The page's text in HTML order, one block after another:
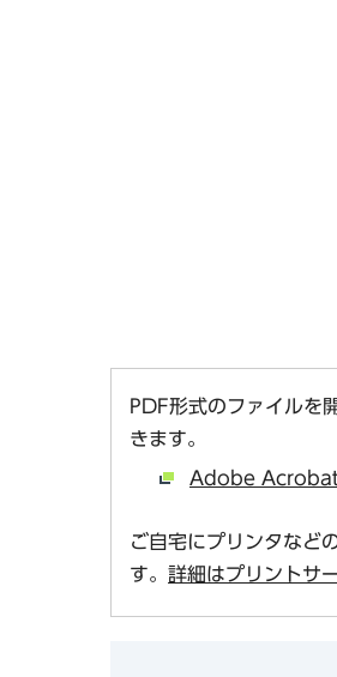
PDF形式のファイル
きます。
Adobe Acrobat
ご自宅にプリンタなど
す。 詳細はプリントサ